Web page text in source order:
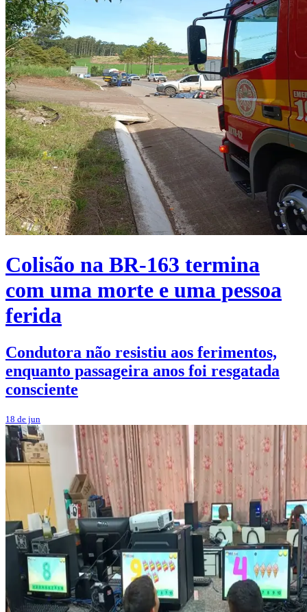
Colisão na BR-163 termina
com uma morte e uma pessoa
ferida
Condutora não resistiu aos ferimentos,
enquanto passageira anos foi resgatada
consciente
18 de jun